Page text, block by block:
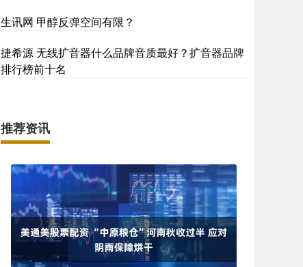
生讯网 甲醇反弹空间有限？
捷希源 无线扩音器什么品牌音质最好？扩音器品牌
排行榜前十名
推荐资讯